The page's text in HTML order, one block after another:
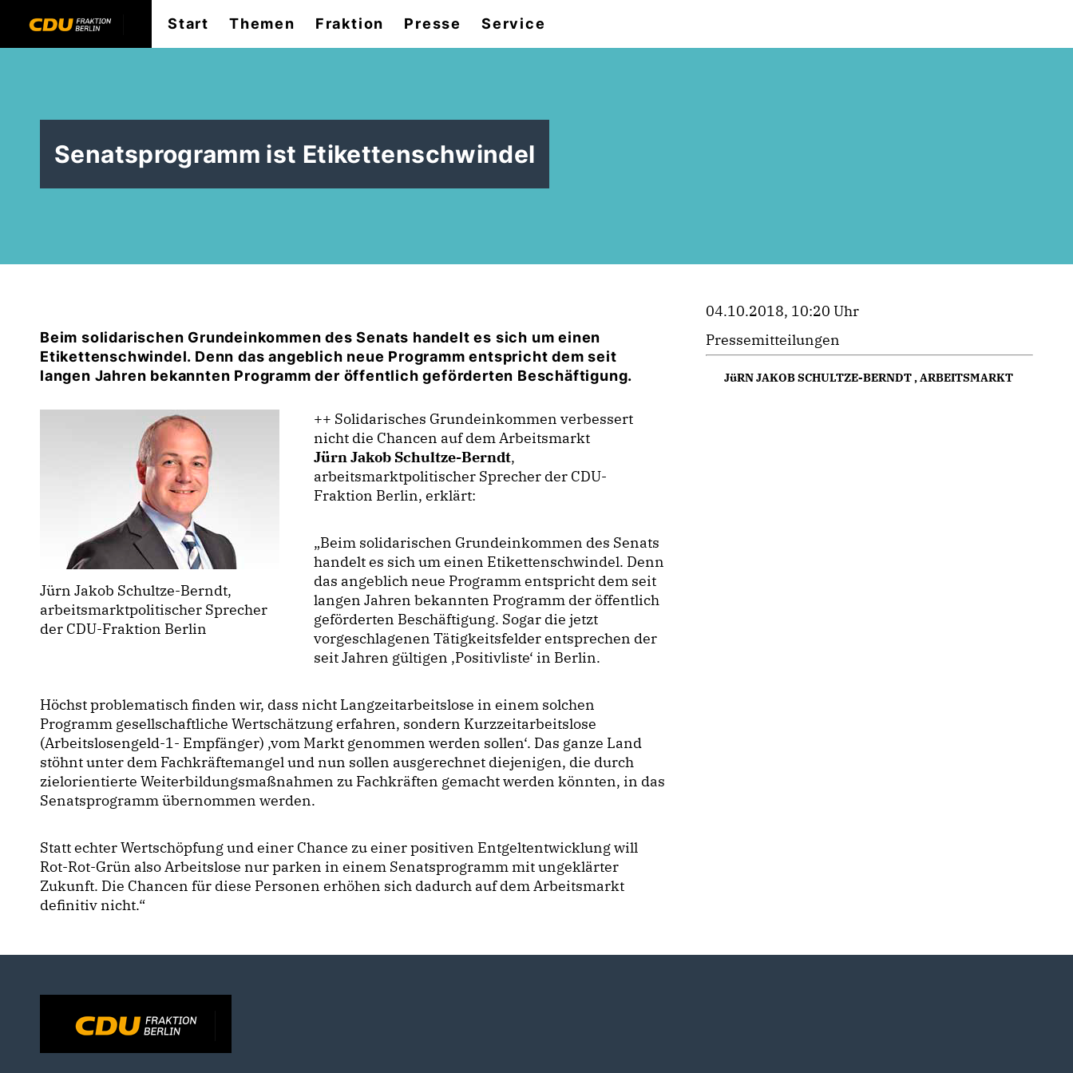
Start Themen Fraktion Presse Service
Senatsprogramm ist Etikettenschwindel
Beim solidarischen Grundeinkommen des Senats handelt es sich um einen
Etikettenschwindel. Denn das angeblich neue Programm entspricht dem seit
langen Jahren bekannten Programm der öffentlich geförderten Beschäftigung.
Jürn Jakob Schultze-Berndt,
arbeitsmarktpolitischer Sprecher
der CDU-Fraktion Berlin
++ Solidarisches Grundeinkommen verbessert
nicht die Chancen auf dem Arbeitsmarkt
Jürn Jakob Schultze-Berndt,
arbeitsmarktpolitischer Sprecher der CDU-
Fraktion Berlin, erklärt:
Beim solidarischen Grundeinkommen des Senats
handelt es sich um einen Etikettenschwindel. Denn
das angeblich neue Programm entspricht dem seit
langen Jahren bekannten Programm der öffentlich
geförderten Beschäftigung. Sogar die jetzt
vorgeschlagenen Tätigkeitsfelder entsprechen der
seit Jahren gültigen ,Positivliste‘ in Berlin.
Höchst problematisch finden wir, dass nicht Langzeitarbeitslose in einem solchen
Programm gesellschaftliche Wertschätzung erfahren, sondern Kurzzeitarbeitslose
(Arbeitslosengeld-1- Empfänger) ‚vom Markt genommen werden sollen‘. Das ganze Land
stöhnt unter dem Fachkräftemangel und nun sollen ausgerechnet diejenigen, die durch
zielorientierte Weiterbildungsmaßnahmen zu Fachkräften gemacht werden könnten, in das
Senatsprogramm übernommen werden.
Statt echter Wertschöpfung und einer Chance zu einer positiven Entgeltentwicklung will
Rot-Rot-Grün also Arbeitslose nur parken in einem Senatsprogramm mit ungeklärter
Zukunft. Die Chancen für diese Personen erhöhen sich dadurch auf dem Arbeitsmarkt
definitiv nicht.“
04.10.2018, 10:20 Uhr
Pressemitteilungen
JüRN JAKOB SCHULTZE-BERNDT,ARBEITSMARKT